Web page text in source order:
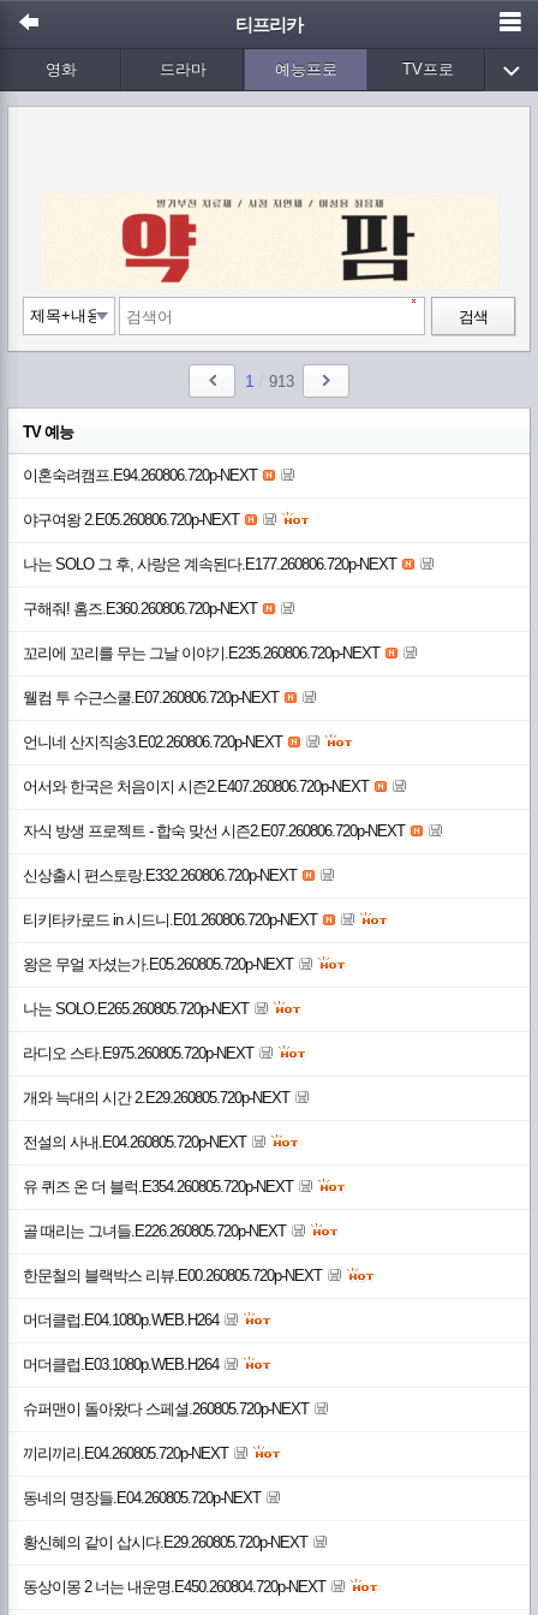
티프리카
영화 드라마 예능프로 TV프로
애니메이션 음악 Wetv
검색
1 913
TV 예능
이혼숙려캠프.E94.260806.720p-NEXT
야구여왕 2.E05.260806.720p-NEXT
나는 SOLO 그 후, 사랑은 계속된다.E177.260806.720p-NEXT
구해줘! 홈즈.E360.260806.720p-NEXT
꼬리에 꼬리를 무는 그날 이야기.E235.260806.720p-NEXT
웰컴 투 수근스쿨.E07.260806.720p-NEXT
언니네 산지직송3.E02.260806.720p-NEXT
어서와 한국은 처음이지 시즌2.E407.260806.720p-NEXT
자식 방생 프로젝트 - 합숙 맞선 시즌2.E07.260806.720p-NEXT
신상출시 편스토랑.E332.260806.720p-NEXT
티키타카로드 in 시드니.E01.260806.720p-NEXT
왕은 무얼 자셨는가.E05.260805.720p-NEXT
나는 SOLO.E265.260805.720p-NEXT
라디오 스타.E975.260805.720p-NEXT
개와 늑대의 시간 2.E29.260805.720p-NEXT
전설의 사내.E04.260805.720p-NEXT
유 퀴즈 온 더 블럭.E354.260805.720p-NEXT
골 때리는 그녀들.E226.260805.720p-NEXT
한문철의 블랙박스 리뷰.E00.260805.720p-NEXT
머더클럽.E04.1080p.WEB.H264
머더클럽.E03.1080p.WEB.H264
슈퍼맨이 돌아왔다 스페셜.260805.720p-NEXT
끼리끼리.E04.260805.720p-NEXT
동네의 명장들.E04.260805.720p-NEXT
황신혜의 같이 삽시다.E29.260805.720p-NEXT
동상이몽 2 너는 내운명.E450.260804.720p-NEXT